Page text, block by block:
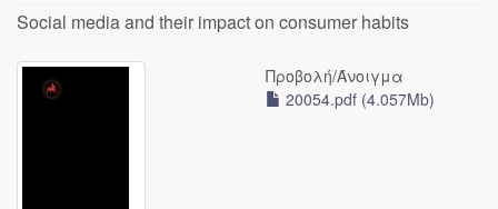
Social media and their impact on consumer habits
Προβολή/Άνοιγμα
20054.pdf (4.057Mb)